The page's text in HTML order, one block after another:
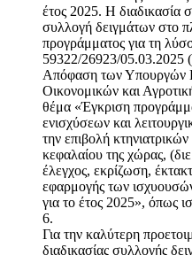
έτος 2025. Η διαδικασία
συλλογή δειγμάτων στο
προγράμματος για τη
59322/26923/05.03.2025
Απόφαση των Υπουργών
Οικονομικών και
θέμα «Έγκριση
ενισχύσεων και
την επιβολή
κεφαλαίου της χώρας,
έλεγχος, εκρίζωση,
εφαρμογής των
για το έτος 2025», όπως
6.
Για την καλύτερη
διαδικασίας συλλογής